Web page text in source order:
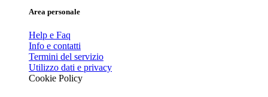
Area personale
Help e Faq
Info e contatti
Termini del servizio
Utilizzo dati e privacy
Cookie Policy